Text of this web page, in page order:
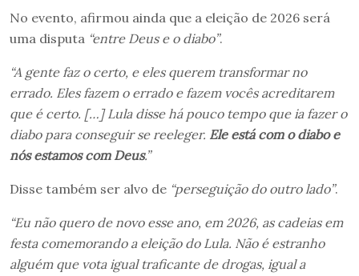
No evento, afirmou ainda que a eleição de 2026 será
uma disputa “entre Deus e o diabo”.
“A gente faz o certo, e eles querem transformar no
errado. Eles fazem o errado e fazem vocês acreditarem
que é certo. […] Lula disse há pouco tempo que ia fazer o
diabo para conseguir se reeleger. Ele está com o diabo e
nós estamos com Deus.”
Disse também ser alvo de “perseguição do outro lado”.
“Eu não quero de novo esse ano, em 2026, as cadeias em
festa comemorando a eleição do Lula. Não é estranho
alguém que vota igual traficante de drogas, igual a